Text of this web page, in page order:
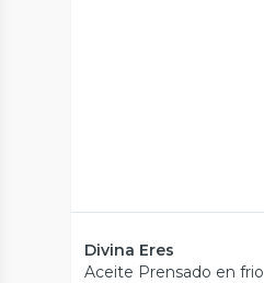
Divina Eres
Aceite Prensado en frio